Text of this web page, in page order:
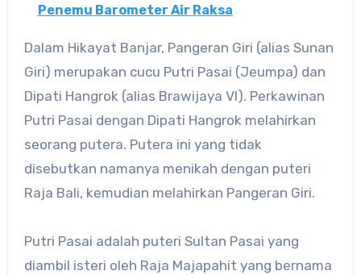
Penemu Barometer Air Raksa
Dalam Hikayat Banjar, Pangeran Giri (alias Sunan
Giri) merupakan cucu Putri Pasai (Jeumpa) dan
Dipati Hangrok (alias Brawijaya VI). Perkawinan
Putri Pasai dengan Dipati Hangrok melahirkan
seorang putera. Putera ini yang tidak
disebutkan namanya menikah dengan puteri
Raja Bali, kemudian melahirkan Pangeran Giri.
Putri Pasai adalah puteri Sultan Pasai yang
diambil isteri oleh Raja Majapahit yang bernama